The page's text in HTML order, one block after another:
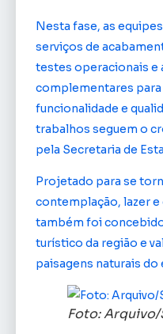
Nesta fase, as
serviços de
testes operacionais e
complementares para
funcionalidade e
trabalhos seguem o
pela Secretaria de
Projetado para se
contemplação, lazer
também foi
turístico da região e
paisagens naturais do
Foto: Arquivo/